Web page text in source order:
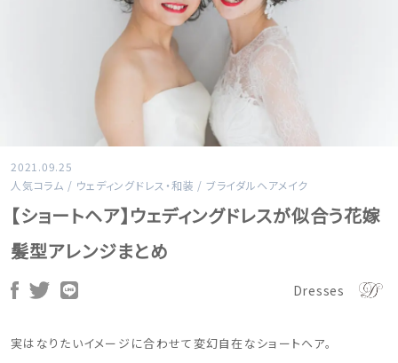
2021.09.25
人気コラム / ウェディングドレス・和装 / ブライダルヘアメイク
【ショートヘア】ウェディングドレスが似合う花嫁
髪型アレンジまとめ
Dresses
実はなりたいイメージに合わせて変幻自在なショートヘア。